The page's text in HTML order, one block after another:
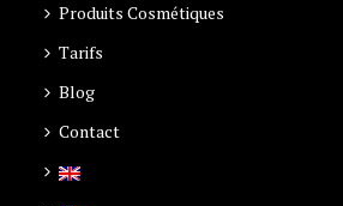
Produits Cosmétiques
Tarifs
Blog
Contact